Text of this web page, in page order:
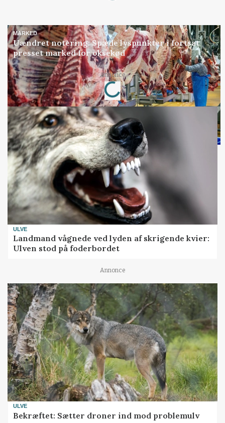
MARKED
Uændret notering: Spæde lyspunkter i fortsat
presset marked for oksekød
Annonce
Loading...
ULVE
Landmand vågnede ved lyden af skrigende kvier:
Ulven stod på foderbordet
Annonce
ULVE
Bekræftet: Sætter droner ind mod problemulv